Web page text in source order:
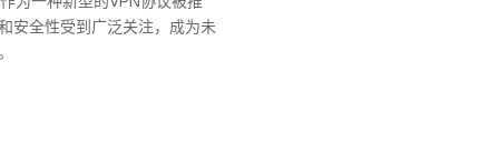
安全性受到广泛关注，成为未